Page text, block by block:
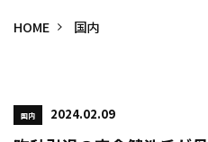
HOME 国内
国内 2024.02.09